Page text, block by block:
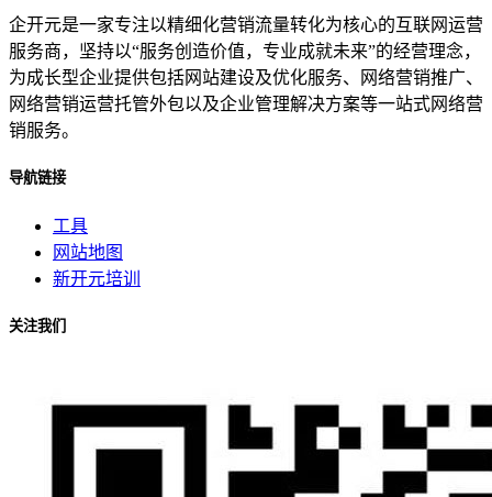
企开元是一家专注以精细化营销流量转化为核心的互联网运营
服务商，坚持以“服务创造价值，专业成就未来”的经营理念，
为成长型企业提供包括网站建设及优化服务、网络营销推广、
网络营销运营托管外包以及企业管理解决方案等一站式网络营
销服务。
导航链接
工具
网站地图
新开元培训
关注我们